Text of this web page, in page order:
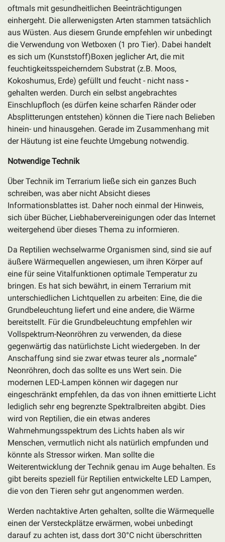
oftmals mit gesundheitlichen Beeinträchtigungen
einhergeht. Die allerwenigsten Arten stammen tatsächlich
aus Wüsten. Aus diesem Grunde empfehlen wir unbedingt
die Verwendung von Wetboxen (1 pro Tier). Dabei handelt
es sich um (Kunststoff)Boxen jeglicher Art, die mit
feuchtigkeitsspeicherndem Substrat (z.B. Moos,
Kokoshumus, Erde) gefüllt und feucht - nicht nass -
gehalten werden. Durch ein selbst angebrachtes
Einschlupfloch (es dürfen keine scharfen Ränder oder
Absplitterungen entstehen) können die Tiere nach Belieben
hinein- und hinausgehen. Gerade im Zusammenhang mit
der Häutung ist eine feuchte Umgebung notwendig.
Notwendige Technik
Über Technik im Terrarium ließe sich ein ganzes Buch
schreiben, was aber nicht Absicht dieses
Informationsblattes ist. Daher noch einmal der Hinweis,
sich über Bücher, Liebhabervereinigungen oder das Internet
weitergehend über dieses Thema zu informieren.
Da Reptilien wechselwarme Organismen sind, sind sie auf
äußere Wärmequellen angewiesen, um ihren Körper auf
eine für seine Vitalfunktionen optimale Temperatur zu
bringen. Es hat sich bewährt, in einem Terrarium mit
unterschiedlichen Lichtquellen zu arbeiten: Eine, die die
Grundbeleuchtung liefert und eine andere, die Wärme
bereitstellt. Für die Grundbeleuchtung empfehlen wir
Vollspektrum-Neonröhren zu verwenden, da diese
gegenwärtig das natürlichste Licht wiedergeben. In der
Anschaffung sind sie zwar etwas teurer als „normale“
Neonröhren, doch das sollte es uns Wert sein. Die
modernen LED-Lampen können wir dagegen nur
eingeschränkt empfehlen, da das von ihnen emittierte Licht
lediglich sehr eng begrenzte Spektralbreiten abgibt. Dies
wird von Reptilien, die ein etwas anderes
Wahrnehmungsspektrum des Lichts haben als wir
Menschen, vermutlich nicht als natürlich empfunden und
könnte als Stressor wirken. Man sollte die
Weiterentwicklung der Technik genau im Auge behalten. Es
gibt bereits speziell für Reptilien entwickelte LED Lampen,
die von den Tieren sehr gut angenommen werden.
Werden nachtaktive Arten gehalten, sollte die Wärmequelle
einen der Versteckplätze erwärmen, wobei unbedingt
darauf zu achten ist, dass dort 30°C nicht überschritten